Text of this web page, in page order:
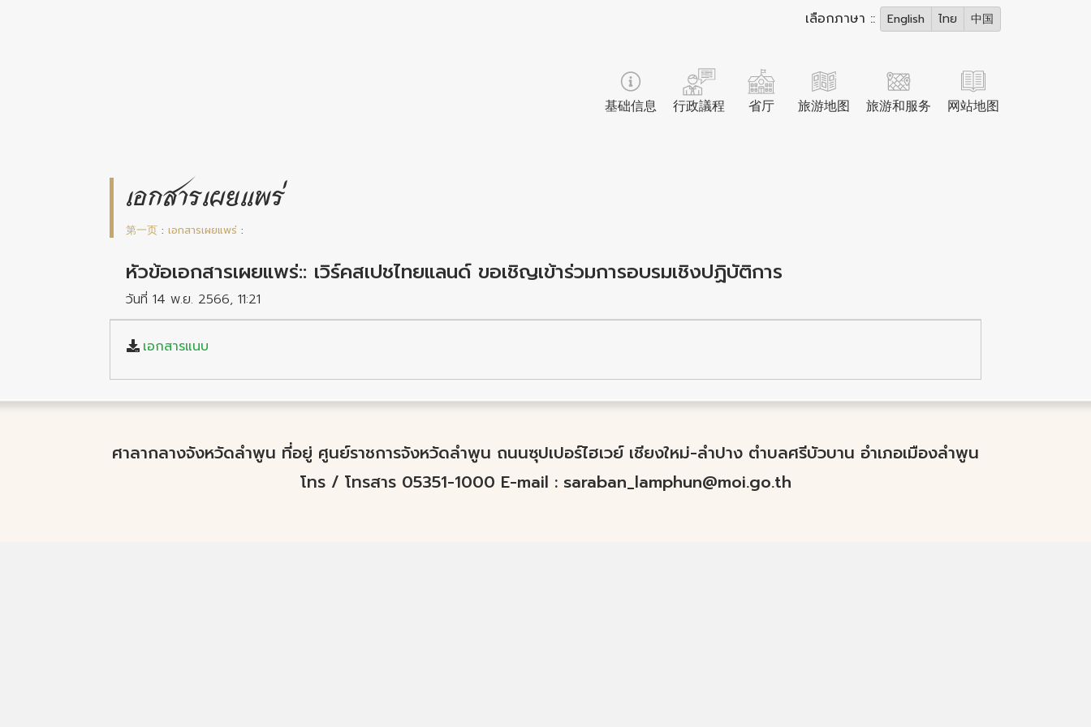
เลือกภาษา :: English ไทย 中国
基础信息 行政議程 省厅 旅游地图 旅游和服务 网站地图
เอกสารเผยแพร่
第一页 : เอกสารเผยแพร่ :
หัวข้อเอกสารเผยแพร่:: เวิร์คสเปชไทยแลนด์ ขอเชิญเข้าร่วมการอบรมเชิงปฏิบัติการ
วันที่ 14 พ.ย. 2566, 11:21
เอกสารแนบ
ศาลากลางจังหวัดลำพูน ที่อยู่ ศูนย์ราชการจังหวัดลำพูน ถนนซุปเปอร์ไฮเวย์ เชียงใหม่-ลำปาง ตำบลศรีบัวบาน อำเภอเมืองลำพูน
โทร / โทรสาร 05351-1000 E-mail : saraban_lamphun@moi.go.th